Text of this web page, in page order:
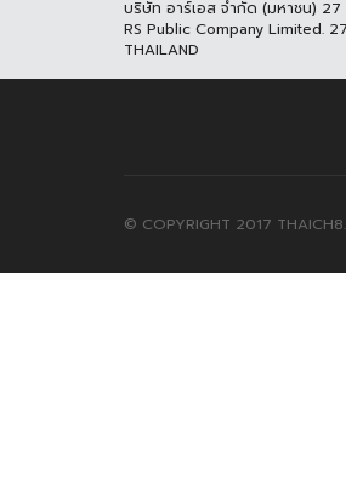
บริษัท อาร์เอส จำกัด (มหาชน) 27
RS Public Company Limited.
THAILAND
© COPYRIGHT 2017